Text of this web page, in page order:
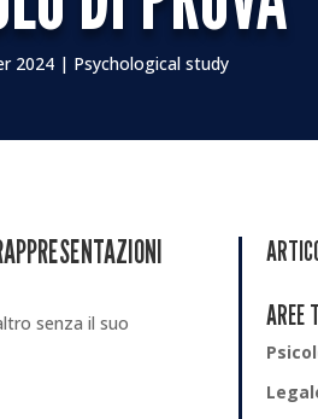
2024 | Psychological study
senza il suo
AREE